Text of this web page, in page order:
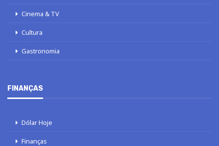
Cinema & TV
Cultura
Gastronomia
FINANÇAS
Dólar Hoje
Finanças